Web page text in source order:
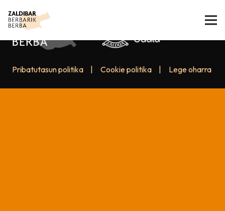
Pribatutasun politika Cookie politika Lege oharra